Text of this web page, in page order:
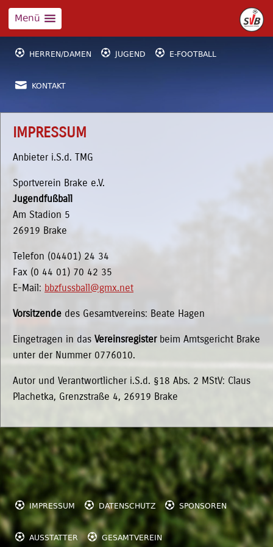
Menü
 HERREN/DAMEN  JUGEND  E-FOOTBALL
 KONTAKT
IMPRESSUM
Anbieter i.S.d. TMG
Sportverein Brake e.V.
Jugendfußball
Am Stadion 5
26919 Brake
Telefon (04401) 24 34
Fax (0 44 01) 70 42 35
E-Mail: bbzfussball@gmx.net
Vorsitzende des Gesamtvereins: Beate Hagen
Eingetragen in das Vereinsregister beim Amtsgericht Brake
unter der Nummer 0776010.
Autor und Verantwortlicher i.S.d. §18 Abs. 2 MStV: Claus
Plachetka, Grenzstraße 4, 26919 Brake
 IMPRESSUM  DATENSCHUTZ  SPONSOREN
 AUSSTATTER  GESAMTVEREIN